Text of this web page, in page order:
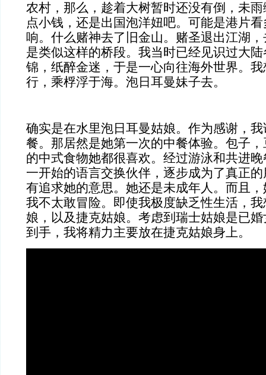
农村，那么，趁着大树暂时还没有倒，未
点小钱，还是出国泡洋妞吧。可能是港片
响。什么赌神去了旧金山。赌圣退出江湖
是类似这样的桥段。我当时已经见识过大
锦，纸醉金迷，于是一心向往海外世界。
行，乘桴浮于海。泡日耳曼妹子去。
确实是在水里泡日耳曼姑娘。作为感谢，
餐。那居然是她第一次的中餐体验。包子
的中式食物她都很喜欢。经过游泳和共进
一开始的语言交换伙伴，逐步成为了真正
有追求她的意思。她还是未成年人。而且
我不太敢冒险。即使我极度缺乏性生活，
娘，以及捷克姑娘。考虑到瑞士姑娘是已
到手，我将精力主要放在捷克姑娘身上。